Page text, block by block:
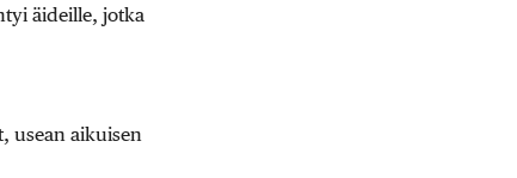
äideille, jotka
usean aikuisen